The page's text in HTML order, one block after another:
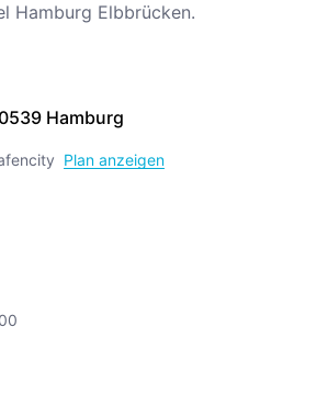
Hamburg
Plan anzeigen
Hamburg Elbbrücken.